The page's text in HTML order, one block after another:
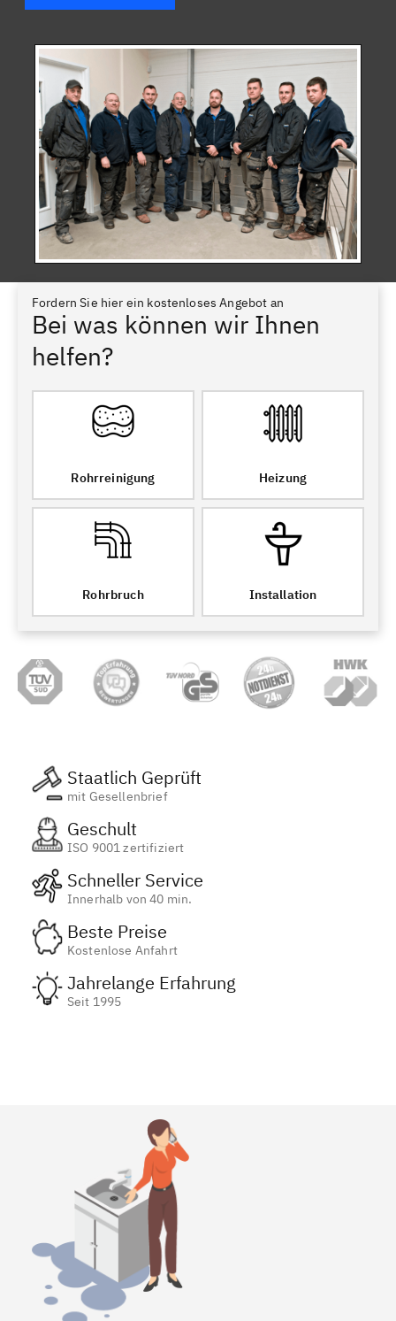
Fordern Sie hier ein kostenloses Angebot an
Bei was können wir Ihnen
helfen?
Rohrreinigung Heizung
Rohrbruch Installation
Staatlich Geprüft
mit Gesellenbrief
Geschult
ISO 9001 zertifiziert
Schneller Service
Innerhalb von 40 min.
Beste Preise
Kostenlose Anfahrt
Jahrelange Erfahrung
Seit 1995